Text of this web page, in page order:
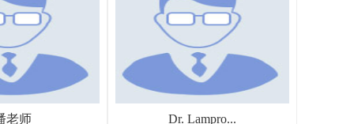
老师 Dr. Lampro...